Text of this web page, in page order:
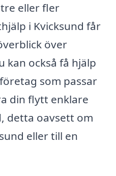
eller fler
i Kvicksund får
över
kan också få hjälp
som passar
din flytt enklare
detta oavsett om
eller till en